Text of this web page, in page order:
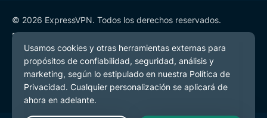
© 2026 ExpressVPN. Todos los derechos reservados.
Política de Privacidad
Términos de Servicio
Preferencias de cookies